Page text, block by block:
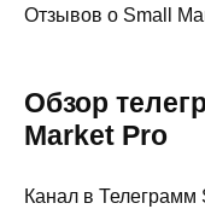
Отзывов о Small
Обзор
Market Pro
Канал в Телеграмм